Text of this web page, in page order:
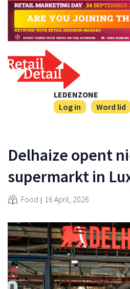
LEDENZONE
Log in
Word lid
Delhaize opent
supermarkt in
Food 16 April, 2026